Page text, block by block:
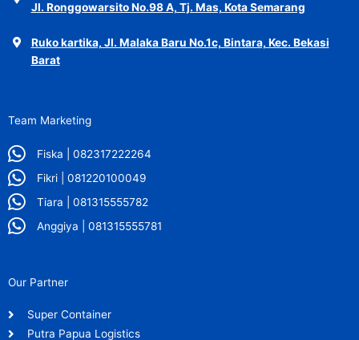
Jl. Ronggowarsito No.98 A, Tj. Mas, Kota Semarang
Ruko kartika, Jl. Malaka Baru No.1c, Bintara, Kec. Bekasi
Barat
Team Marketing
Fiska | 082317222264
Fikri | 081220100049
Tiara | 081315555782
Anggiya | 081315555781
Our Partner
Super Container
Putra Papua Logistics